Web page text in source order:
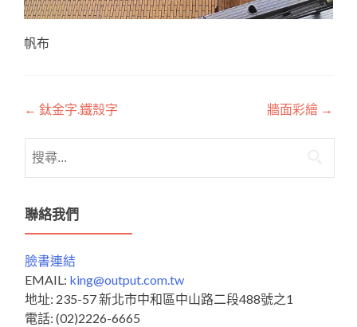
帆布
Post
navigation
← 鈦金字.鐵殼字 牆面彩繪 →
尋
鍵
字:
聯絡我們
臉書連結
EMAIL: king@output.com.tw
地址: 235-57 新北市中和區中山路二段488號之1
電話: (02)2226-6665